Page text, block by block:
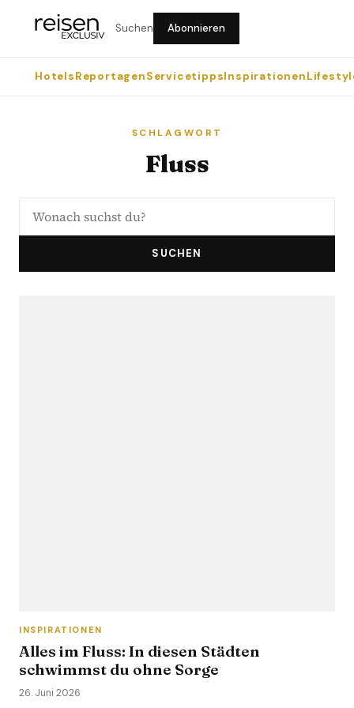
Suchen Abonnieren
HotelsReportagenServicetippsInspirationen
SCHLAGWORT
Fluss
SUCHEN
INSPIRATIONEN
Alles im Fluss: In diesen Städten
schwimmst du ohne Sorge
26. Juni 2026